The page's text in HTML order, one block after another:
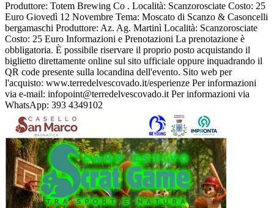
Produttore: Totem Brewing Co . Località: Scanzorosciate Costo: 25
Euro Giovedì 12 Novembre Tema: Moscato di Scanzo & Casoncelli
bergamaschi Produttore: Az. Ag. Martinì Località: Scanzorosciate
Costo: 25 Euro Informazioni e Prenotazioni La prenotazione è
obbligatoria. È possibile riservare il proprio posto acquistando il
biglietto direttamente online sul sito ufficiale oppure inquadrando il
QR code presente sulla locandina dell'evento. Sito web per
l'acquisto: www.terredelvescovado.it/esperienze Per informazioni
via e-mail: infopoint@terredelvescovado.it Per informazioni via
WhatsApp: 393 4349102